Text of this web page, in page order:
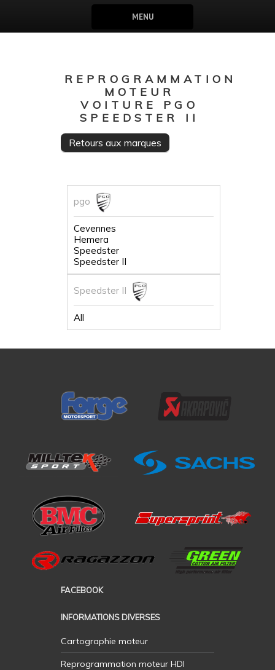
MENU
REPROGRAMMATION
MOTEUR
VOITURE PGO
SPEEDSTER II
Retours aux marques
pgo
Cevennes
Hemera
Speedster
Speedster II
Speedster II
All
FACEBOOK
INFORMATIONS DIVERSES
Cartographie moteur
Reprogrammation moteur HDI